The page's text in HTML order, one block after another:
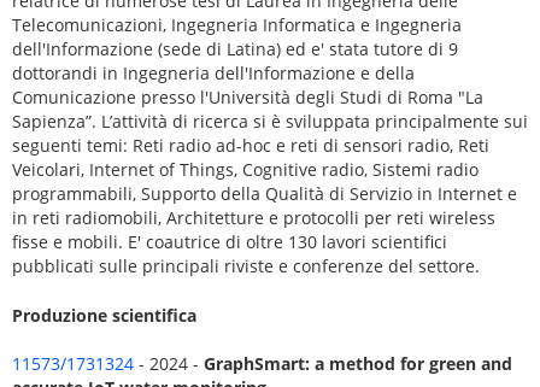
Telecomunicazioni, Ingegneria Informatica e Ingegneria
dell'Informazione (sede di Latina) ed e' stata tutore di 9
dottorandi in Ingegneria dell'Informazione e della
Comunicazione presso l'Università degli Studi di Roma "La
Sapienza”. L’attività di ricerca si è sviluppata principalmente sui
seguenti temi: Reti radio ad-hoc e reti di sensori radio, Reti
Veicolari, Internet of Things, Cognitive radio, Sistemi radio
programmabili, Supporto della Qualità di Servizio in Internet e
in reti radiomobili, Architetture e protocolli per reti wireless
fisse e mobili. E' coautrice di oltre 130 lavori scientifici
pubblicati sulle principali riviste e conferenze del settore.
Produzione scientifica
11573/1731324 - 2024 - GraphSmart: a method for green and